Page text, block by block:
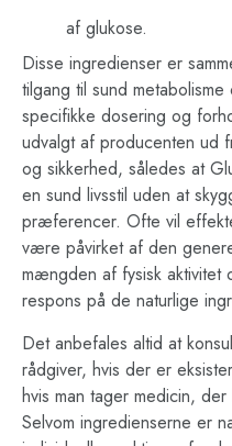
af glukose.
Disse ingredienser er
tilgang til sund
specifikke dosering og
udvalgt af producenten ud
og sikkerhed, således at
en sund livsstil uden at
præferencer. Ofte vil
være påvirket af den
mængden af fysisk aktivitet
respons på de naturlige
Det anbefales altid at
rådgiver, hvis der er
hvis man tager medicin,
Selvom ingredienserne er